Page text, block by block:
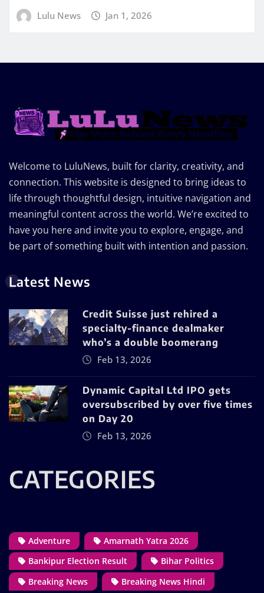
Lulu News Jan 1, 2026
Welcome to LuluNews, built for clarity, creativity, and
connection. This website is designed to bring ideas to
life through thoughtful design, intuitive navigation and
meaningful content across the world. We’re excited to
have you here and invite you to explore, engage, and
be part of something built with intention and passion.
Latest News
Credit Suisse just rehired a
specialty-finance dealmaker
who’s a double boomerang
Feb 13, 2026
Dynamic Capital Ltd IPO gets
oversubscribed by over five times
on Day 20
Feb 13, 2026
CATEGORIES
Adventure
Amarnath Yatra 2026
Bankipur Election Result
Bihar Politics
Breaking News
Breaking News Hindi